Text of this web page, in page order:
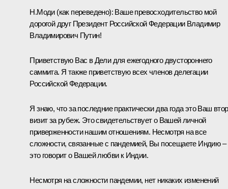
Н.Моди (как переведено): Ваше превосходительство мой
дорогой друг Президент Российской Федерации Владимир
Владимирович Путин!
Приветствую Вас в Дели для ежегодного двустороннего
саммита. Я также приветствую всех членов делегации
Российской Федерации.
Я знаю, что за последние практически два года это Ваш
визит за рубеж. Это свидетельствует о Вашей личной
приверженности нашим отношениям. Несмотря на все
сложности, связанные с пандемией, Вы посещаете Индию –
это говорит о Вашей любви к Индии.
Несмотря на сложности пандемии, нет никаких изменений